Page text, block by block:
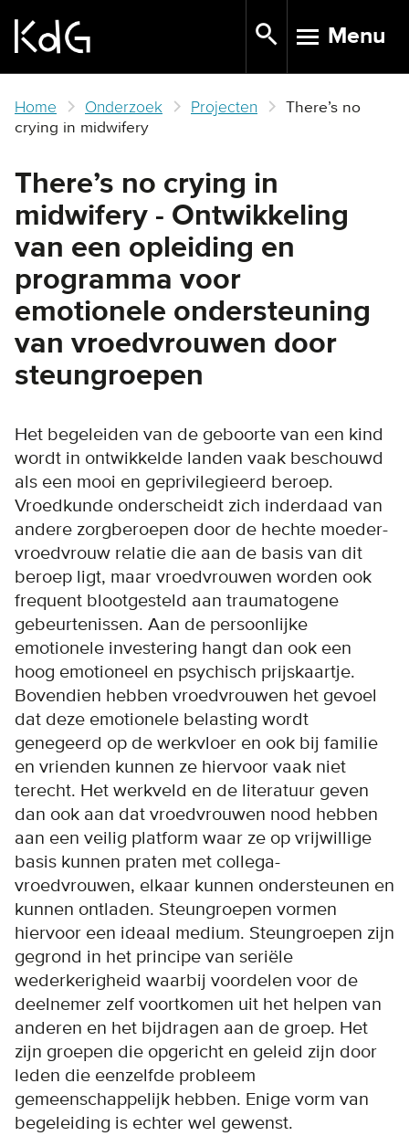
main
TOGGLE
Menu
Home Onderzoek Projecten
There’s no
crying in midwifery
There’s no crying in
midwifery - Ontwikkeling
van een opleiding en
programma voor
emotionele ondersteuning
van vroedvrouwen door
steungroepen
Het begeleiden van de geboorte van een kind
wordt in ontwikkelde landen vaak beschouwd
als een mooi en geprivilegieerd beroep.
Vroedkunde onderscheidt zich inderdaad van
andere zorgberoepen door de hechte moeder-
vroedvrouw relatie die aan de basis van dit
beroep ligt, maar vroedvrouwen worden ook
frequent blootgesteld aan traumatogene
gebeurtenissen. Aan de persoonlijke
emotionele investering hangt dan ook een
hoog emotioneel en psychisch prijskaartje.
Bovendien hebben vroedvrouwen het gevoel
dat deze emotionele belasting wordt
genegeerd op de werkvloer en ook bij familie
en vrienden kunnen ze hiervoor vaak niet
terecht. Het werkveld en de literatuur geven
dan ook aan dat vroedvrouwen nood hebben
aan een veilig platform waar ze op vrijwillige
basis kunnen praten met collega-
vroedvrouwen, elkaar kunnen ondersteunen en
kunnen ontladen. Steungroepen vormen
hiervoor een ideaal medium. Steungroepen zijn
gegrond in het principe van seriële
wederkerigheid waarbij voordelen voor de
deelnemer zelf voortkomen uit het helpen van
anderen en het bijdragen aan de groep. Het
zijn groepen die opgericht en geleid zijn door
leden die eenzelfde probleem
gemeenschappelijk hebben. Enige vorm van
begeleiding is echter wel gewenst.